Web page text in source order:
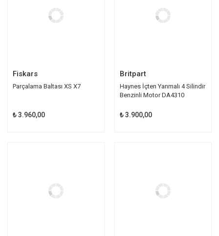
Fiskars
Parçalama Baltası XS X7
₺ 3.960,00
Britpart
Haynes İçten Yanmalı 4 Silindir
Benzinli Motor DA4310
₺ 3.900,00